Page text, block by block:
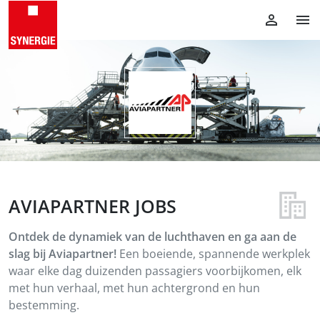
AVIAPARTNER JOBS
Ontdek de dynamiek van de luchthaven en ga aan de
slag bij Aviapartner! Een boeiende, spannende werkplek
waar elke dag duizenden passagiers voorbijkomen, elk
met hun verhaal, met hun achtergrond en hun
bestemming.